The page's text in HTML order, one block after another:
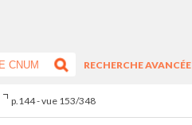
RECHERCHE AVANCÉE
p.144 - vue 153/348